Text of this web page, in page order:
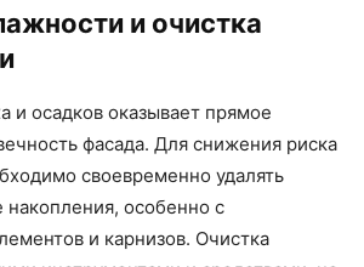
и очистка
и осадков оказывает прямое
фасада. Для снижения риска
своевременно удалять
особенно с
и карнизов. Очистка